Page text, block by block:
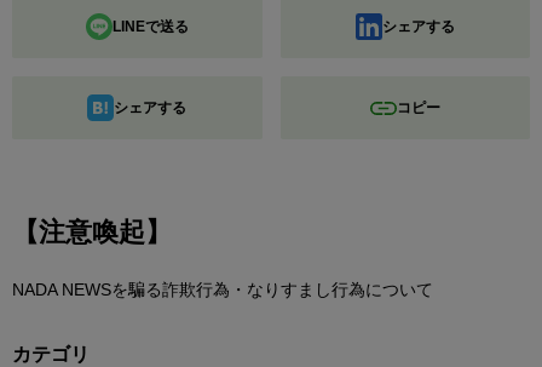
LINEで送る シェアする
シェアする コピー
【注意喚起】
NADA NEWSを騙る詐欺行為・なりすまし行為について
カテゴリ